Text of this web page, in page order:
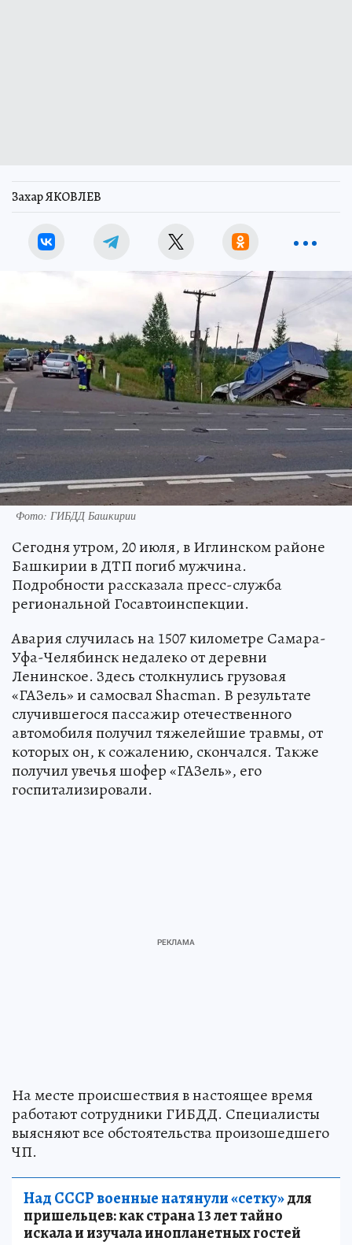
Захар ЯКОВЛЕВ
Фото: ГИБДД Башкирии
Сегодня утром, 20 июля, в Иглинском районе
Башкирии в ДТП погиб мужчина.
Подробности рассказала пресс-служба
региональной Госавтоинспекции.
Авария случилась на 1507 километре Самара-
Уфа-Челябинск недалеко от деревни
Ленинское. Здесь столкнулись грузовая
«ГАЗель» и самосвал Shacman. В результате
случившегося пассажир отечественного
автомобиля получил тяжелейшие травмы, от
которых он, к сожалению, скончался. Также
получил увечья шофер «ГАЗель», его
госпитализировали.
На месте происшествия в настоящее время
работают сотрудники ГИБДД. Специалисты
выясняют все обстоятельства произошедшего
ЧП.
Над СССР военные натянули «сетку»для
пришельцев: как страна 13 лет тайно
искала и изучала инопланетных гостей